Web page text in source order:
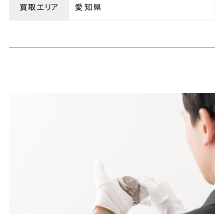
買取エリア 愛知県